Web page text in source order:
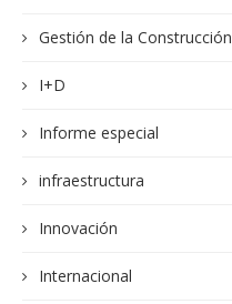
Gestión de la Construcción
I+D
Informe especial
infraestructura
Innovación
Internacional